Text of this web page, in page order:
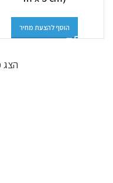
הוסף להצעת מחיר
הצג